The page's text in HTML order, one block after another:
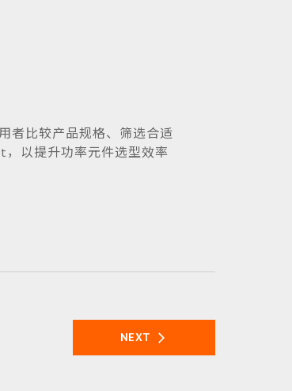
者比较产品规格、筛选合适
以提升功率元件选型效率
NEXT